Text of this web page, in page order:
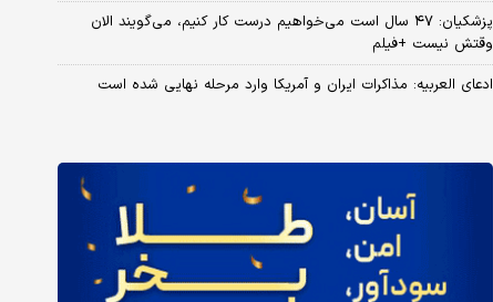
پزشکیان: ۴۷ سال است می‌خواهیم درست کار کنیم، می‌گویند الان
وقتش نیست +فیلم
ادعای العربیه: مذاکرات ایران و آمریکا وارد مرحله نهایی شده است